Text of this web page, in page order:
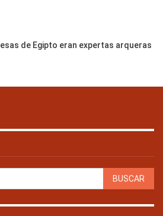
de Egipto eran expertas arqueras